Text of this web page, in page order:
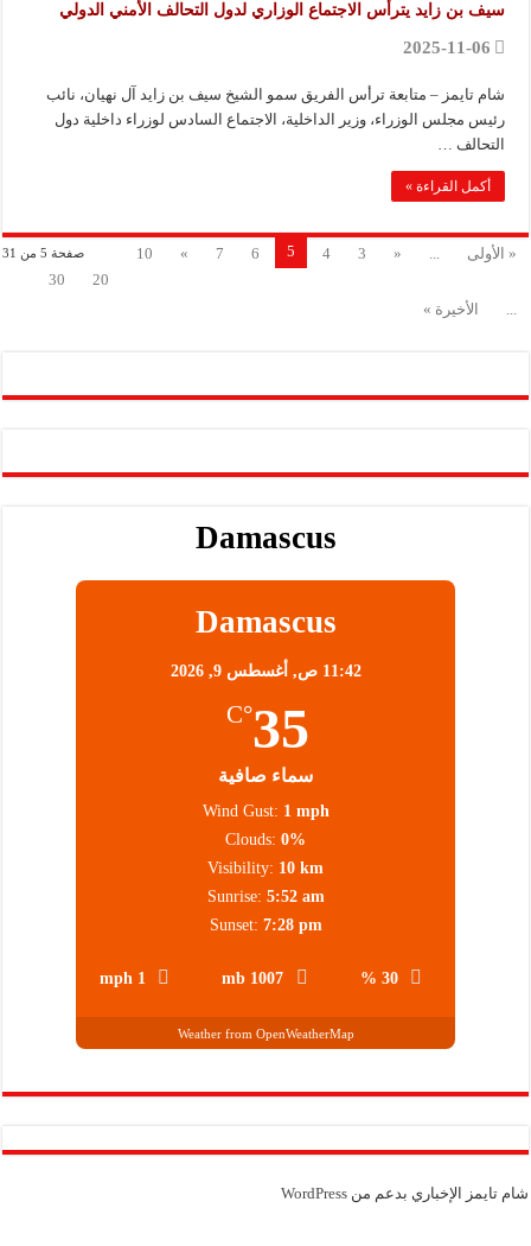
سيف بن زايد يترأس الاجتماع الوزاري لدول التحالف الأمني الدولي
2025-11-06
شام تايمز – متابعة ترأس الفريق سمو الشيخ سيف بن زايد آل نهيان، نائب
رئيس مجلس الوزراء، وزير الداخلية، الاجتماع السادس لوزراء داخلية دول
التحالف …
أكمل القراءة »
صفحة 5 من 31 « الأولى ...
«
3
4
5
6
7
»
10
20
30
...
الأخيرة »
Damascus
Damascus
11:42 ص, أغسطس 9, 2026
35
°C
سماء صافية
30 %
1007 mb
1 mph
Wind Gust: 1 mph
Clouds: 0%
Visibility: 10 km
Sunrise: 5:52 am
Sunset: 7:28 pm
Weather from OpenWeatherMap
شام تايمز الإخباري بدعم من WordPress